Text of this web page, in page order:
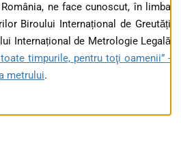
ne face cunoscut, în limba
Biroului Internațional de Greutăți
Internațional de Metrologie Legală
timpurile, pentru toţi oamenii” -
metrului.